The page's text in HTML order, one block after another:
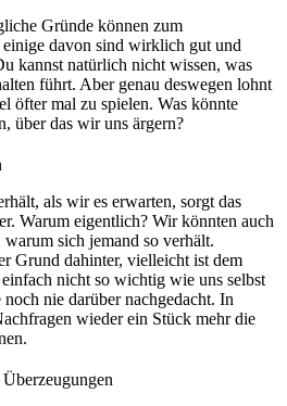
Gründe können zum
davon sind wirklich gut und
kannst natürlich nicht wissen, was
führt. Aber genau deswegen lohnt
öfter mal zu spielen. Was könnte
über das wir uns ärgern?
als wir es erwarten, sorgt das
Warum eigentlich? Wir könnten auch
sich jemand so verhält.
Grund dahinter, vielleicht ist dem
nicht so wichtig wie uns selbst
nie darüber nachgedacht. In
wieder ein Stück mehr die